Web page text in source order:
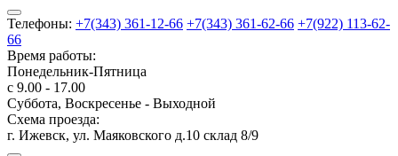
Телефоны: +7(343) 361-12-66 +7(343) 361-62-66 +7(922) 113-62-
66
Время работы:
Понедельник-Пятница
с 9.00 - 17.00
Суббота, Воскресенье - Выходной
Схема проезда:
г. Ижевск, ул. Маяковского д.10 склад 8/9